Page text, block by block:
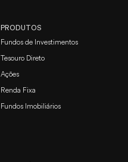
PRODUTOS
Fundos de Investimentos
Tesouro Direto
Ações
Renda Fixa
Fundos Imobiliários